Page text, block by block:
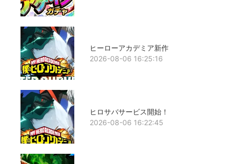
ヒーローアカデミア新作
2026-08-06 16:25:16
ヒロサバサービス開始！
2026-08-06 16:22:45